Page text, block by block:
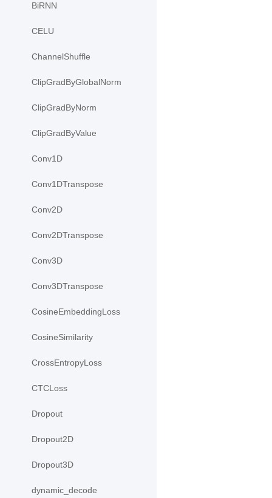
BiRNN
CELU
ChannelShuffle
ClipGradByGlobalNorm
ClipGradByNorm
ClipGradByValue
Conv1D
Conv1DTranspose
Conv2D
Conv2DTranspose
Conv3D
Conv3DTranspose
CosineEmbeddingLoss
CosineSimilarity
CrossEntropyLoss
CTCLoss
Dropout
Dropout2D
Dropout3D
dynamic_decode